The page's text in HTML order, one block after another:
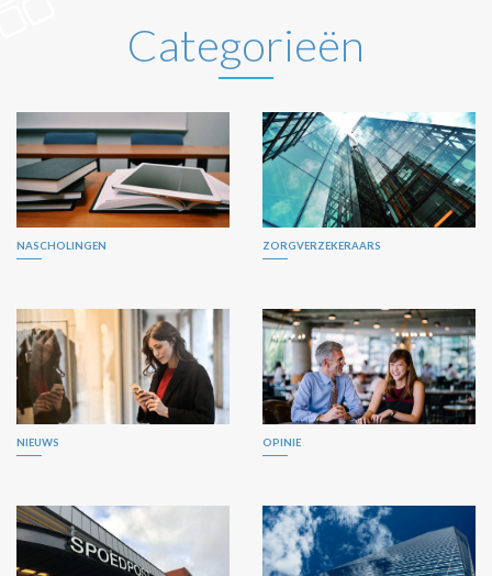
Categorieën
NASCHOLINGEN ZORGVERZEKERAARS
NIEUWS OPINIE